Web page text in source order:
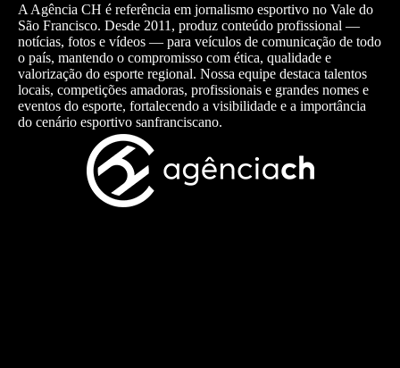
A Agência CH é referência em jornalismo esportivo no Vale do
São Francisco. Desde 2011, produz conteúdo profissional —
notícias, fotos e vídeos — para veículos de comunicação de todo
o país, mantendo o compromisso com ética, qualidade e
valorização do esporte regional. Nossa equipe destaca talentos
locais, competições amadoras, profissionais e grandes nomes e
eventos do esporte, fortalecendo a visibilidade e a importância
do cenário esportivo sanfranciscano.